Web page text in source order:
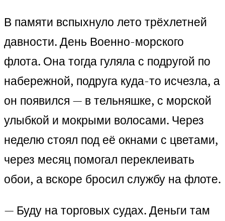
В памяти вспыхнуло лето трёхлетней
давности. День Военно-морского
флота. Она тогда гуляла с подругой по
набережной, подруга куда-то исчезла, а
он появился — в тельняшке, с морской
улыбкой и мокрыми волосами. Через
неделю стоял под её окнами с цветами,
через месяц помогал переклеивать
обои, а вскоре бросил службу на флоте.
— Буду на торговых судах. Деньги там